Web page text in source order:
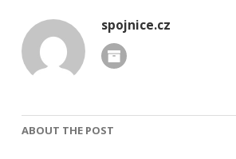
spojnice.cz
ABOUT THE POST